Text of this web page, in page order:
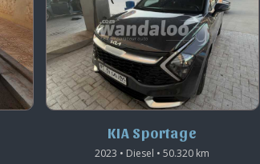
KIA Sportage
2023 • Diesel • 50.320 km